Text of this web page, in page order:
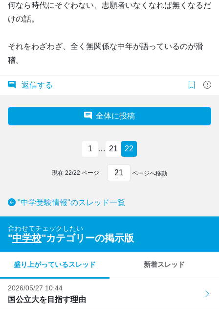
何なら時代にそぐわない、志願者いなくなれば無くなるだ
けの話。
それをわざわざ、全く無関係な中年が語っているのが滑
稽。
返信する
全体に投稿
1 … 21 22
現在 22/22 ページ ページへ移動
"中学受験情報"のスレッド一覧
合わせてチェックしたい
"中学校"カテゴリーの掲示版
盛り上がっているスレッド 新着スレッド
2026/05/27 10:44
国公立大を目指す理由